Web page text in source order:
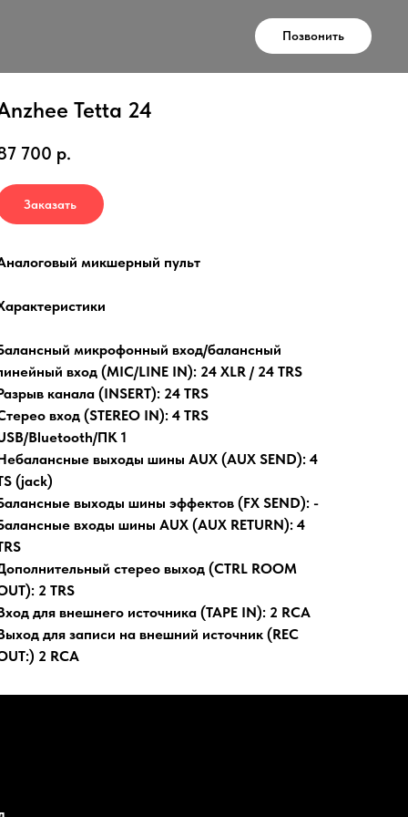
Позвонить
Tetta 24
700 р.
Заказать
микшерный пульт
микрофонный вход/балансный
вход (MIC/LINE IN): 24 XLR / 24 TRS
канала (INSERT): 24 TRS
вход (STEREO IN): 4 TRS
Bluetooth/ПК 1
выходы шины AUX (AUX SEND): 4
(jack)
выходы шины эффектов (FX SEND): -
входы шины AUX (AUX RETURN): 4
стерео выход (CTRL ROOM
2 TRS
для внешнего источника (TAPE IN): 2 RCA
для записи на внешний источник (REC
2 RCA